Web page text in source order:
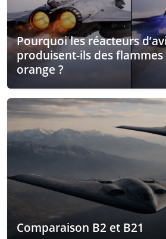
Pourquoi les réacteurs
produisent-ils des
orange ?
Comparaison B2 et B21